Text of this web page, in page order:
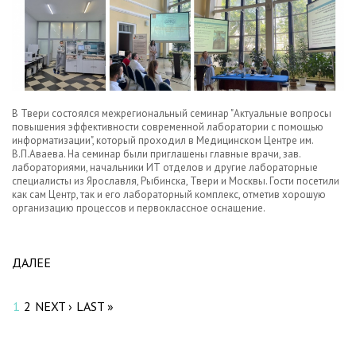
В Твери состоялся межрегиональный семинар "Актуальные вопросы
повышения эффективности современной лаборатории с помощью
информатизации", который проходил в Медицинском Центре им.
В.П.Аваева. На семинар были приглашены главные врачи, зав.
лабораториями, начальники ИТ отделов и другие лабораторные
специалисты из Ярославля, Рыбинска, Твери и Москвы. Гости посетили
как сам Центр, так и его лабораторный комплекс, отметив хорошую
организацию процессов и первоклассное оснащение.
ДАЛЕЕ
1 2 NEXT › LAST »